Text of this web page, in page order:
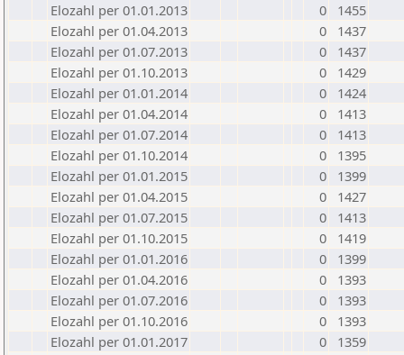
Elozahl per 01.01.2013
0
1455
Elozahl per 01.04.2013
0
1437
Elozahl per 01.07.2013
0
1437
Elozahl per 01.10.2013
0
1429
Elozahl per 01.01.2014
0
1424
Elozahl per 01.04.2014
0
1413
Elozahl per 01.07.2014
0
1413
Elozahl per 01.10.2014
0
1395
Elozahl per 01.01.2015
0
1399
Elozahl per 01.04.2015
0
1427
Elozahl per 01.07.2015
0
1413
Elozahl per 01.10.2015
0
1419
Elozahl per 01.01.2016
0
1399
Elozahl per 01.04.2016
0
1393
Elozahl per 01.07.2016
0
1393
Elozahl per 01.10.2016
0
1393
Elozahl per 01.01.2017
0
1359